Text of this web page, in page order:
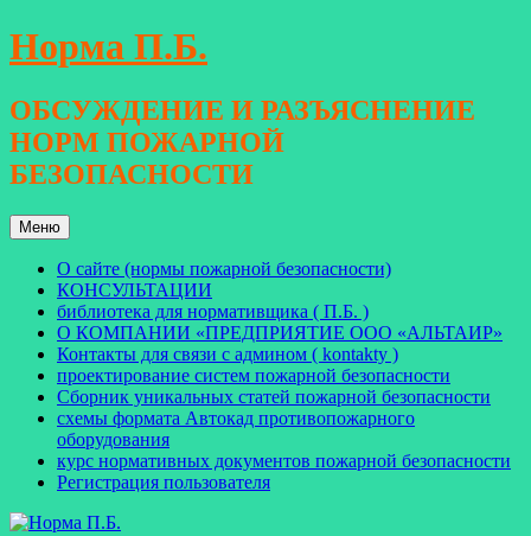
Перейти
к
Норма П.Б.
ОБСУЖДЕНИЕ И РАЗЪЯСНЕНИЕ
НОРМ ПОЖАРНОЙ
БЕЗОПАСНОСТИ
Меню
О сайте (нормы пожарной безопасности)
КОНСУЛЬТАЦИИ
библиотека для нормативщика ( П.Б. )
О КОМПАНИИ «ПРЕДПРИЯТИЕ ООО «АЛЬТАИР»
Контакты для связи с админом ( kontakty )
проектирование систем пожарной безопасности
Сборник уникальных статей пожарной безопасности
схемы формата Автокад противопожарного
оборудования
курс нормативных документов пожарной безопасности
Регистрация пользователя